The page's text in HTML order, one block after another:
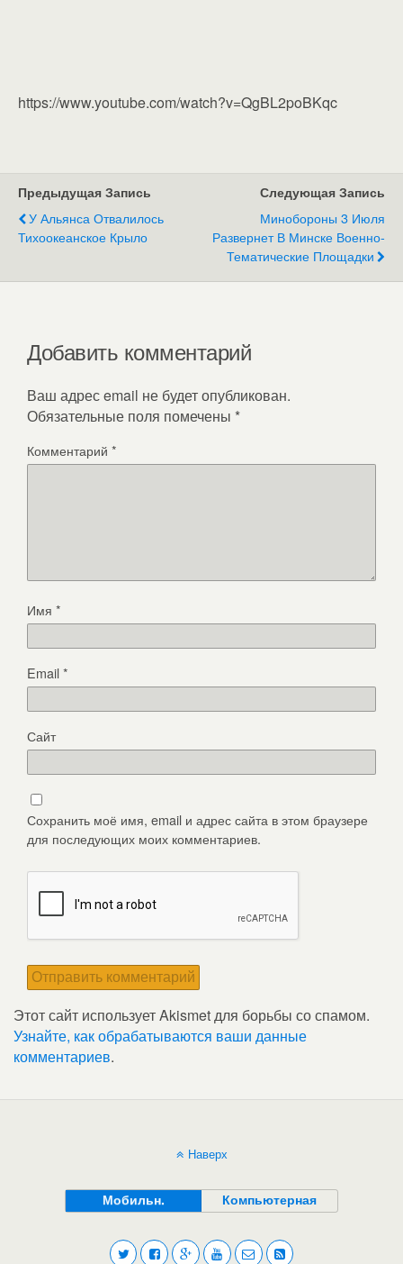
https://www.youtube.com/watch?v=QgBL2poBKqc
Предыдущая Запись
У Альянса Отвалилось
Тихоокеанское Крыло
Следующая Запись
Минобороны 3 Июля
Развернет В Минске Военно-
Тематические Площадки
Добавить комментарий
Ваш адрес email не будет опубликован.
Обязательные поля помечены *
Комментарий *
Имя *
Email*
Сайт
Сохранить моё имя, email и адрес сайта в этом браузере
для последующих моих комментариев.
Этот сайт использует Akismet для борьбы со спамом.
Узнайте, как обрабатываются ваши данные
комментариев.
Наверх
Мобильн. Компьютерная